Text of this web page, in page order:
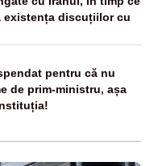
existența discuțiilor cu
pentru că nu
de prim-ministru, așa